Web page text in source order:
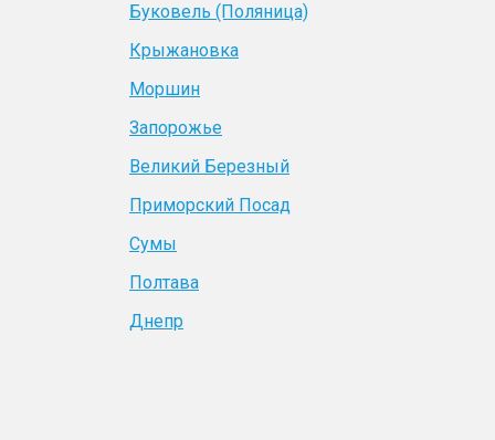
Буковель (Поляница)
Крыжановка
Моршин
Запорожье
Великий Березный
Приморский Посад
Сумы
Полтава
Днепр